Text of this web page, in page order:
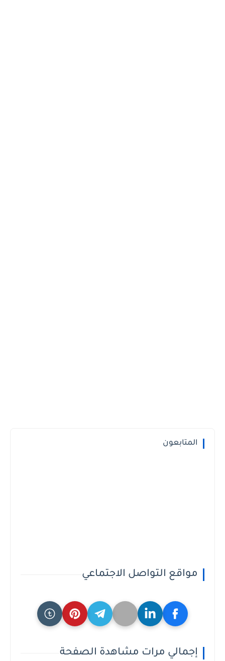
المتابعون
مواقع التواصل الاجتماعي
إجمالي مرات مشاهدة الصفحة